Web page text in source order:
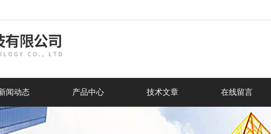
闻动态 产品中心 技术文章 在线留言